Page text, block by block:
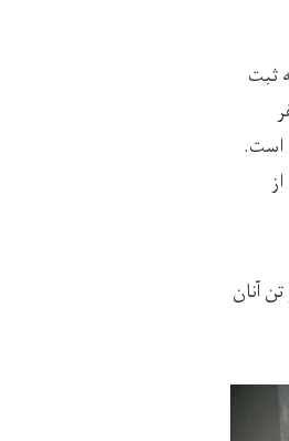
ولایت به ثبت
حدود یک ماه ۳۰ نفر
است.
گذشته۴ فوتی که دو تن آنان